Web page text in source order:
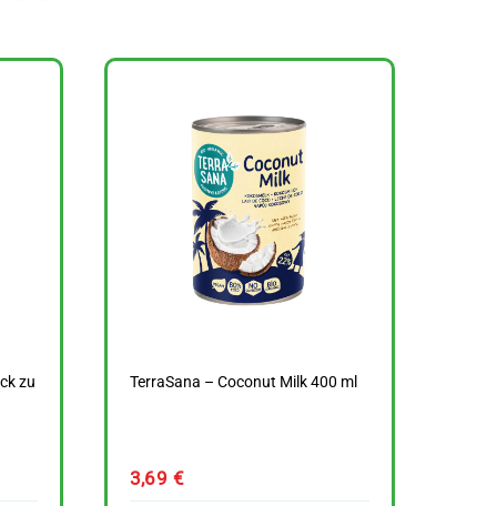
zu
TerraSana – Coconut Milk 400 ml
3,69 €